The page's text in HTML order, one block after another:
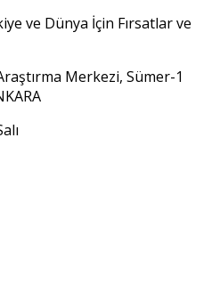
ve Dünya İçin Fırsatlar ve
Merkezi, Sümer-1